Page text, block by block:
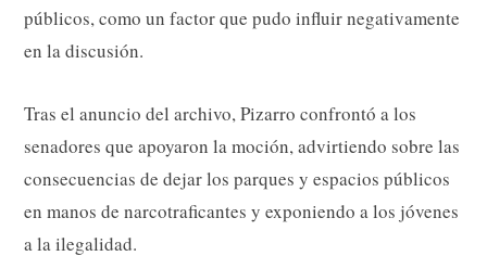
públicos, como un factor que pudo influir negativamente
en la discusión.
Tras el anuncio del archivo, Pizarro confrontó a los
senadores que apoyaron la moción, advirtiendo sobre las
consecuencias de dejar los parques y espacios públicos
en manos de narcotraficantes y exponiendo a los jóvenes
a la ilegalidad.